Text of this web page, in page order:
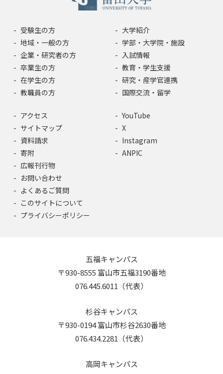
受験生の方
地域・一般の方
企業・研究者の方
卒業生の方
在学生の方
教職員の方
大学紹介
学部・大学院・施設
入試情報
教育・学生支援
研究・産学官連携
国際交流・留学
アクセス
サイトマップ
資料請求
寄附
広報刊行物
お問い合わせ
よくあるご質問
このサイトについて
プライバシーポリシー
YouTube
X
Instagram
ANPIC
五福キャンパス
〒930-8555 富山市五福3190番地
076.445.6011（代表）
杉谷キャンパス
〒930-0194 富山市杉谷2630番地
076.434.2281（代表）
高岡キャンパス